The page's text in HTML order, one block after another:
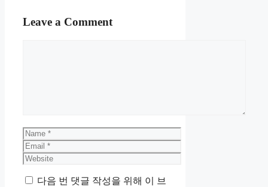
Leave a Comment
Name
Email
Website
다음 번 댓글 작성을 위해 이 브